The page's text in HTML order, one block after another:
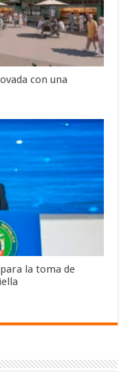
con una
la toma de